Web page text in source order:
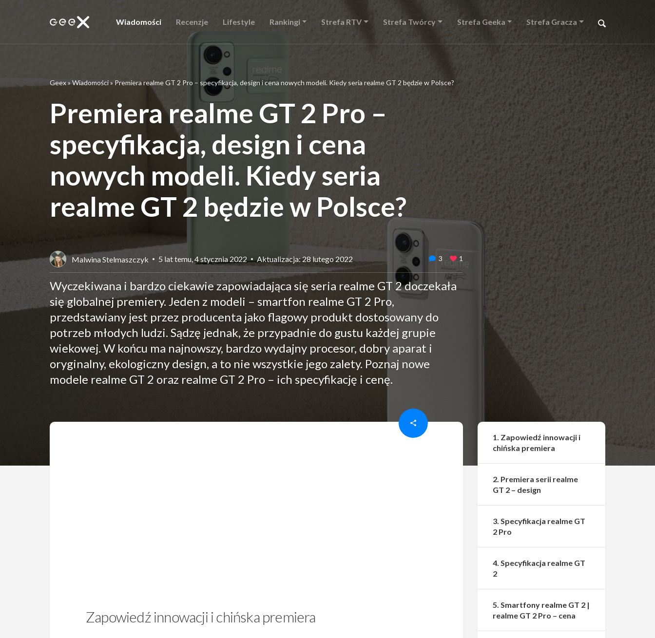
Wiadomości Recenzje Lifestyle Rankingi Strefa RTV Strefa Twórcy Strefa Geeka Strefa Gracza
Geex» Wiadomości»Premiera realme GT 2 Pro – specyfikacja, design i cena nowych modeli. Kiedy seria realme GT 2 będzie w Polsce?
Premiera realme GT 2 Pro –
specyfikacja, design i cena
nowych modeli. Kiedy seria
realme GT 2 będzie w Polsce?
Malwina Stelmaszczyk 5 lat temu, 4 stycznia 2022 Aktualizacja: 28 lutego 2022 3 1
Wyczekiwana i bardzo ciekawie zapowiadająca się seria realme GT 2 doczekała
się globalnej premiery. Jeden z modeli – smartfon realme GT 2 Pro,
przedstawiany jest przez producenta jako flagowy produkt dostosowany do
potrzeb młodych ludzi. Sądzę jednak, że przypadnie do gustu każdej grupie
wiekowej. W końcu ma najnowszy, bardzo wydajny procesor, dobry aparat i
oryginalny, ekologiczny design, a to nie wszystkie jego zalety. Poznaj nowe
modele realme GT 2 oraz realme GT 2 Pro – ich specyfikację i cenę.
Zapowiedź innowacji i chińska premiera
1. Zapowiedź innowacji i
chińska premiera
2. Premiera serii realme
GT 2 – design
3. Specyfikacja realme GT
2 Pro
4. Specyfikacja realme GT
2
5. Smartfony realme GT 2 |
realme GT 2 Pro – cena